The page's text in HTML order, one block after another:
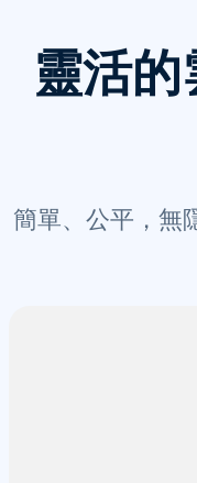
靈活
簡單、公平，無